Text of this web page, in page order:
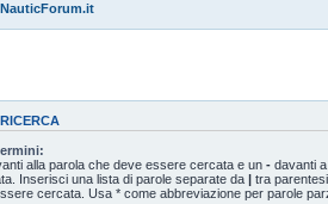
alla parola che deve essere cercata e un - davanti
Inserisci una lista di parole separate da | tra
cercata. Usa * come abbreviazione per parole